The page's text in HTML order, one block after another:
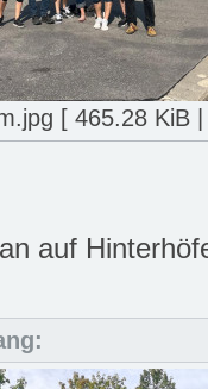
[ 465.28 KiB
auf